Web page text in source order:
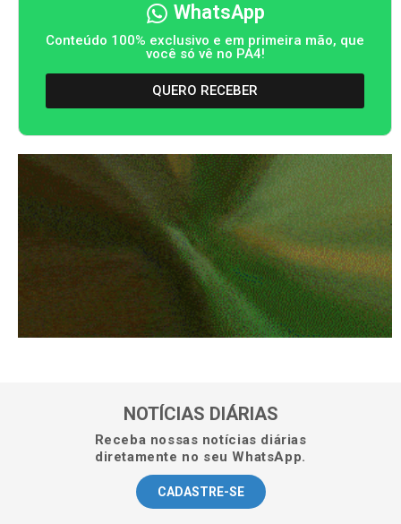
WhatsApp
Conteúdo 100% exclusivo e em primeira mão, que
você só vê no PA4!
QUERO RECEBER
NOTÍCIAS DIÁRIAS
Receba nossas notícias diárias
diretamente no seu WhatsApp.
CADASTRE-SE